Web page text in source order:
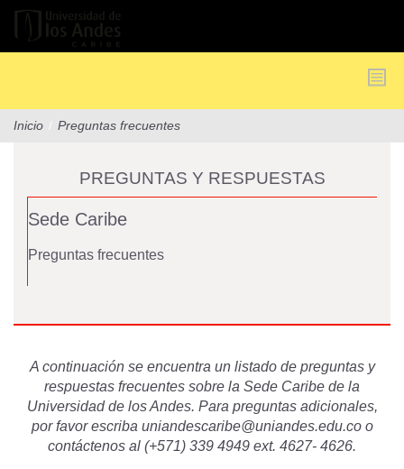
Pasar
Inicio / Preguntas frecuentes
PREGUNTAS Y RESPUESTAS
Sede Caribe
Preguntas frecuentes
A continuación se encuentra un listado de preguntas y
respuestas frecuentes sobre la Sede Caribe de la
Universidad de los Andes. Para preguntas adicionales,
por favor escriba uniandescaribe@uniandes.edu.coo
contáctenos al (+571) 339 4949 ext. 4627- 4626.